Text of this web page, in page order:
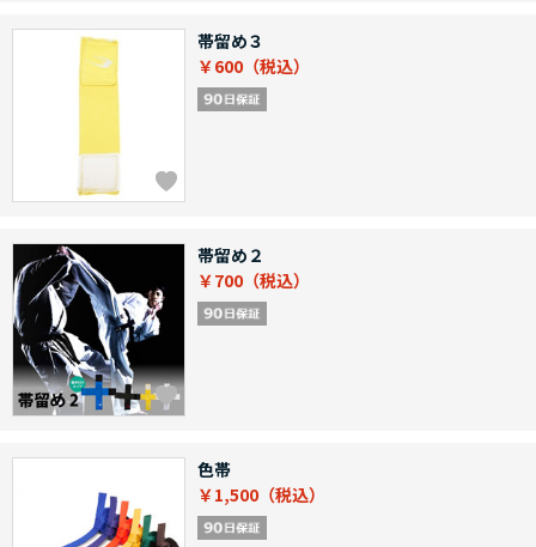
帯留め３
￥600
帯留め２
￥700
色帯
￥1,500